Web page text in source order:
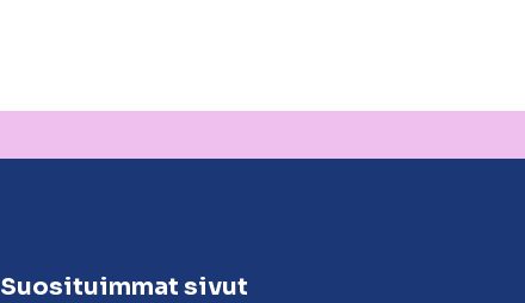
Suosituimmat sivut